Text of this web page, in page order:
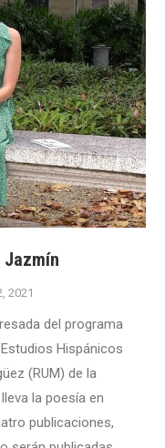
2021
del programa
Hispánicos
(RUM) de la
la poesía en
publicaciones,